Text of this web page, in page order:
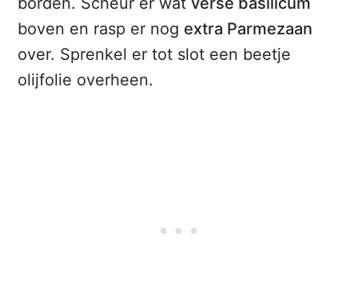
boven en rasp er nog extra Parmezaan
over. Sprenkel er tot slot een beetje
olijfolie overheen.